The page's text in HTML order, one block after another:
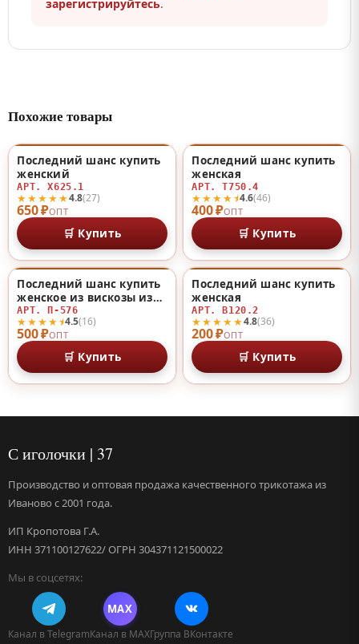
зарегистрируйтесь.
Похожие товары
♡
650 ₽ОПТ
★★★★★4.8(27)
Последний шанс купить
женский
АРТ. Х625.1
🛒 Купить
♡
400 ₽ОПТ
★★★★⯨4.6(46)
Последний шанс купить
женская
АРТ. Т750.4
🛒 Купить
♡
500 ₽ОПТ
★★★★⯨4.5(16)
Последний шанс купить
женское из вискозы из
вискозы
АРТ. П-576
🛒 Купить
♡
200 ₽ОПТ
★★★★★4.8(36)
Последний шанс купить
женская
АРТ. В120.2
🛒 Купить
С иголочки | 37
Производство и оптовая продажа качественного трикотажа из
Иваново с 2001 года.
ИП Кропотова Г.А.
ИНН 371100127622/ ОГРН 304371121500022
Мы в соцсетях:
Канал в Telegram
MAX
Канал в MAXГруппа ВКонтакте